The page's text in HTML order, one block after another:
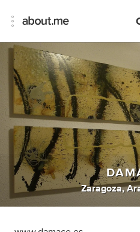
Zaragoza,